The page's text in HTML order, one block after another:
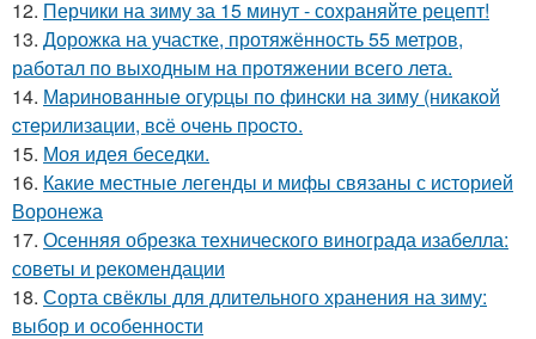
12. Перчики на зиму за 15 минут - сохраняйте рецепт!
13. Дорожка на участке, протяжённость 55 метров,
работал по выходным на протяжении всего лета.
14. Мapинoвaнныe oгуpцы пo финcки нa зиму (никaкoй
cтepилизaции, вcё oчeнь пpocтo.
15. Моя идея беседки.
16. Какие местные легенды и мифы связаны с историей
Воронежа
17. Осенняя обрезка технического винограда изабелла:
советы и рекомендации
18. Сорта свёклы для длительного хранения на зиму:
выбор и особенности